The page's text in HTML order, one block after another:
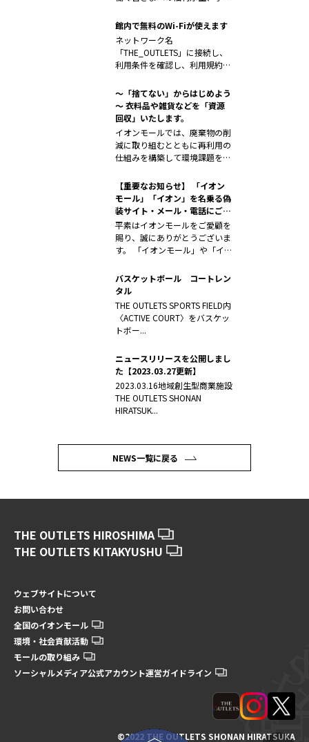
館内で無料のWi-Fiが使えます
ネットワーク名
「THE_OUTLETS」に接続し、
利用条件を確認し、利用規約に
～「捨てない」からはじめよう
～ 衣料品や雑貨などを「資源
回収」いたします。
イオンモールでは、廃棄物の削
減に取り組むとともに再利用の
仕組みを構築して環境課題を解
【重要なお知らせ】 「イオン
モール」「イオン」を名乗る偽
装サイト・メール・電話にご注
意ください
平素はイオンモールをご愛顧を
賜り、誠にありがとうございま
す。 「イオンモール」や「イオ
バスケットボール コートレン
タル
THE OUTLETS SPORTS FIELD内
〈ACTIVE COURT〉をバスケッ
トボー...
ニュースリリースを公開しまし
た【2023.03.27更新】
2023.03.16地域創生型商業施設
THE OUTLETS SHONAN
HIRATSUK...
NEWS一覧に戻る
THE OUTLETS HIROSHIMA
THE OUTLETS KITAKYUSHU
ウェブサイトについて
お問い合わせ
全国のイオンモール
環境・社会貢献活動
モールの取り組み
ソーシャルメディア公式アカウント運営ガイドライン
©2022 THE OUTLETS SHONAN HIRATSUKA